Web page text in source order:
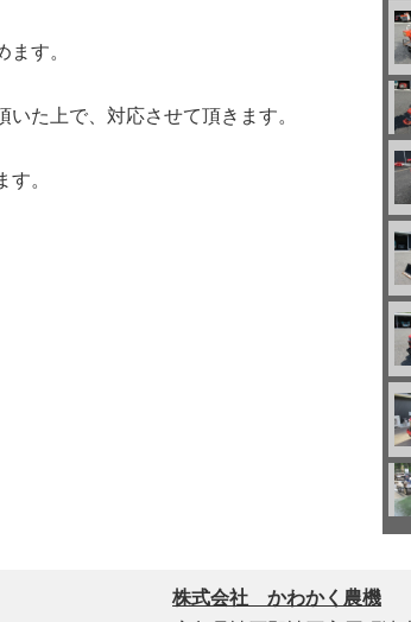
す。
た上で、対応させて頂きます。
。
株式会社 かわかく農機